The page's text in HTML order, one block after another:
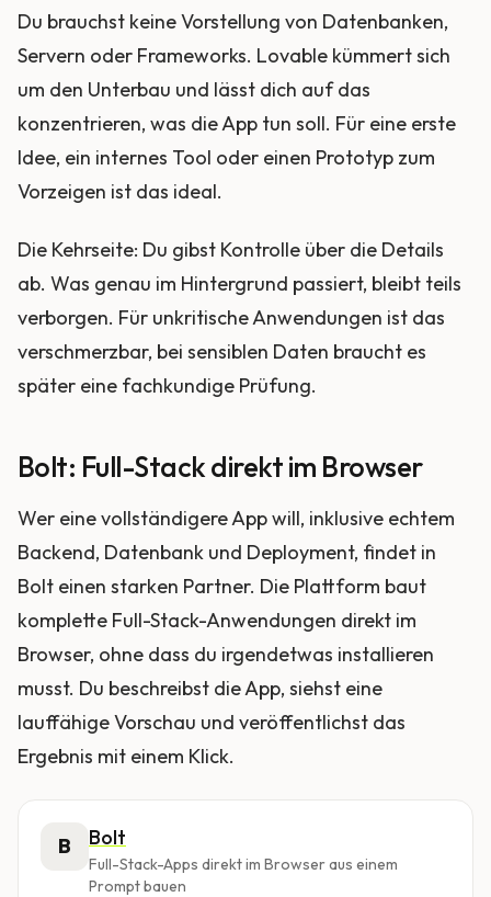
Du brauchst keine Vorstellung von Datenbanken,
Servern oder Frameworks. Lovable kümmert sich
um den Unterbau und lässt dich auf das
konzentrieren, was die App tun soll. Für eine erste
Idee, ein internes Tool oder einen Prototyp zum
Vorzeigen ist das ideal.
Die Kehrseite: Du gibst Kontrolle über die Details
ab. Was genau im Hintergrund passiert, bleibt teils
verborgen. Für unkritische Anwendungen ist das
verschmerzbar, bei sensiblen Daten braucht es
später eine fachkundige Prüfung.
Bolt: Full-Stack direkt im Browser
Wer eine vollständigere App will, inklusive echtem
Backend, Datenbank und Deployment, findet in
Bolt einen starken Partner. Die Plattform baut
komplette Full-Stack-Anwendungen direkt im
Browser, ohne dass du irgendetwas installieren
musst. Du beschreibst die App, siehst eine
lauffähige Vorschau und veröffentlichst das
Ergebnis mit einem Klick.
B Bolt
Full-Stack-Apps direkt im Browser aus einem
Prompt bauen